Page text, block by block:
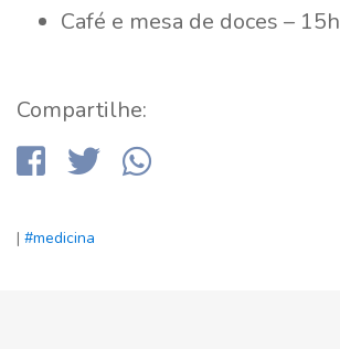
Café e mesa de doces – 15h
Compartilhe:
| #medicina